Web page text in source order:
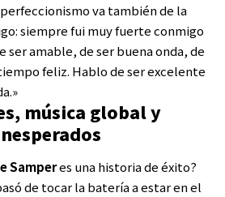
perfeccionismo va también de la
siempre fui muy fuerte conmigo
ser amable, de ser buena onda, de
feliz. Hablo de ser excelente
música global y
Samperes una historia de éxito?
de tocar la batería a estar en el